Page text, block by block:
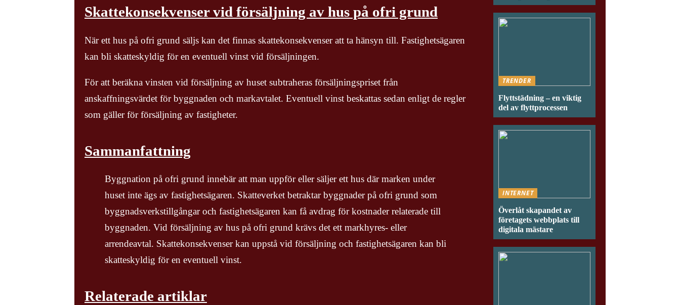
Skattekonsekvenser vid försäljning av hus på ofri grund
När ett hus på ofri grund säljs kan det finnas skattekonsekvenser att ta hänsyn till. Fastighetsägaren
kan bli skatteskyldig för en eventuell vinst vid försäljningen.
För att beräkna vinsten vid försäljning av huset subtraheras försäljningspriset från
anskaffningsvärdet för byggnaden och markavtalet. Eventuell vinst beskattas sedan enligt de regler
som gäller för försäljning av fastigheter.
Sammanfattning
Byggnation på ofri grund innebär att man uppför eller säljer ett hus där marken under
huset inte ägs av fastighetsägaren. Skatteverket betraktar byggnader på ofri grund som
byggnadsverkstillgångar och fastighetsägaren kan få avdrag för kostnader relaterade till
byggnaden. Vid försäljning av hus på ofri grund krävs det ett markhyres- eller
arrendeavtal. Skattekonsekvenser kan uppstå vid försäljning och fastighetsägaren kan bli
skatteskyldig för en eventuell vinst.
Relaterade artiklar
TRENDER
Flyttstädning – en viktig
del av flyttprocessen
INTERNET
Överlåt skapandet av
företagets webbplats till
digitala mästare